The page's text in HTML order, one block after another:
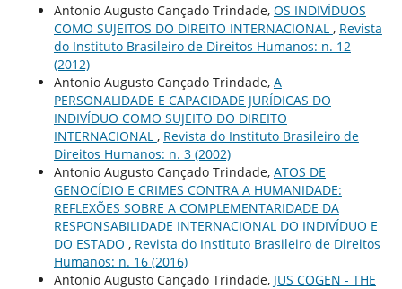
Antonio Augusto Cançado Trindade, OS INDIVÍDUOS
COMO SUJEITOS DO DIREITO INTERNACIONAL , Revista
do Instituto Brasileiro de Direitos Humanos: n. 12
(2012)
Antonio Augusto Cançado Trindade, A
PERSONALIDADE E CAPACIDADE JURÍDICAS DO
INDIVÍDUO COMO SUJEITO DO DIREITO
INTERNACIONAL , Revista do Instituto Brasileiro de
Direitos Humanos: n. 3 (2002)
Antonio Augusto Cançado Trindade, ATOS DE
GENOCÍDIO E CRIMES CONTRA A HUMANIDADE:
REFLEXÕES SOBRE A COMPLEMENTARIDADE DA
RESPONSABILIDADE INTERNACIONAL DO INDIVÍDUO E
DO ESTADO , Revista do Instituto Brasileiro de Direitos
Humanos: n. 16 (2016)
Antonio Augusto Cançado Trindade, JUS COGEN - THE